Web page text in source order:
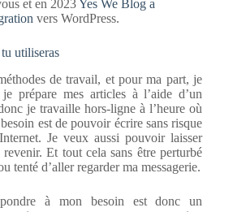
et en 2023 Yes We Blog a
vers WordPress.
utiliseras
de travail, et pour ma part, je
prépare mes articles à l’aide d’un
je travaille hors-ligne à l’heure où
est de pouvoir écrire sans risque
Je veux aussi pouvoir laisser
Et tout cela sans être perturbé
tenté d’aller regarder ma messagerie.
à mon besoin est donc un